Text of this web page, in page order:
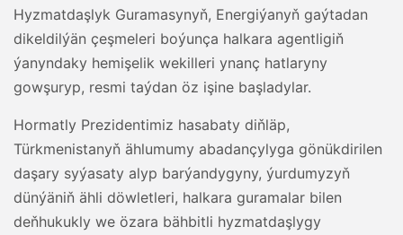
Hyzmatdaşlyk Guramasynyň, Energiýanyň gaýtadan
dikeldilýän çeşmeleri boýunça halkara agentligiň
ýanyndaky hemişelik wekilleri ynanç hatlaryny
gowşuryp, resmi taýdan öz işine başladylar.
Hormatly Prezidentimiz hasabaty diňläp,
Türkmenistanyň ählumumy abadançylyga gönükdirilen
daşary syýasaty alyp barýandygyny, ýurdumyzyň
dünýäniň ähli döwletleri, halkara guramalar bilen
deňhukukly we özara bähbitli hyzmatdaşlygy